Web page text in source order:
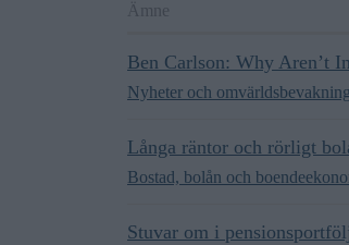
Ämne
Ben Carlson: Why Aren’t
Nyheter och omvärldsbevakning
Långa räntor och rörligt
Bostad, bolån och
Stuvar om i pensionsportfölj